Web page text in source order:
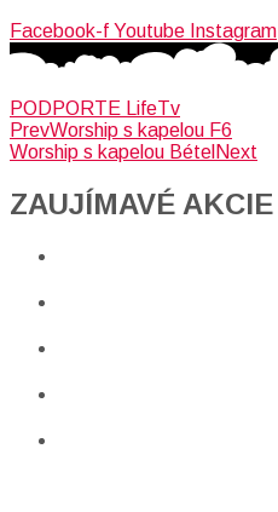
Facebook-f Youtube Instagram
PODPORTE LifeTv
PrevWorship s kapelou F6
Worship s kapelou Bétel Next
ZAUJÍMAVÉ AKCIE​